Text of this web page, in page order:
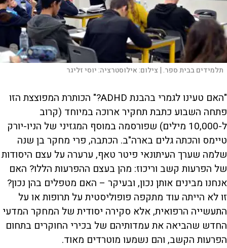
תלמידים בבית ספר. | צילום:אילוסטרציה: יוסי זליגר
"האם טעינו לגמרי בהבנת ADHD?" הכותרת המפוצצת הזו
פתחה השבוע כתבת תחקיר ארוכה במיוחד (קרוב
ל-10,000 מילים) שפורסמה במוסף המגזיני של הניו-יורק
טיימס והכתה גלים בארה"ב. הכתבה, פרי מחקר בן שנה
שלמה שערך העיתונאי פיטר טאף, ערערה על עצם היסודות
של הפרעות קשב וריכוז: מהן בעצם ההפרעות הללו? האם
אנחנו מבינים אותן נכון, ובעיקר – האם מטפלים בהן נכון?
זו לא הייתה עוד מתקפה פופוליסטית על תרופות או על
התעשייה הרפואית, אלא סקירה יסודית של המחקר המדעי
החדש שהביאה את עמדותיהם של בכירי החוקרים בתחום
הפרעות הקשב, והם נשמעו מוטרדים מאוד.